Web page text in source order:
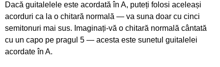
Dacă guitalelele este acordată în A, puteți folosi aceleași
acorduri ca la o chitară normală — va suna doar cu cinci
semitonuri mai sus. Imaginați-vă o chitară normală cântată
cu un capo pe pragul 5 — acesta este sunetul guitalelei
acordate în A.